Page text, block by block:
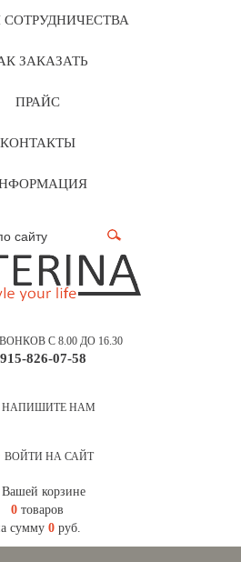
ЗАКАЗАТЬ
ПРАЙС
КОНТАКТЫ
С 8.00 ДО 16.30
826-07-58
НАПИШИТЕ НАМ
ВОЙТИ НА САЙТ
корзине
0 товаров
сумму 0 руб.